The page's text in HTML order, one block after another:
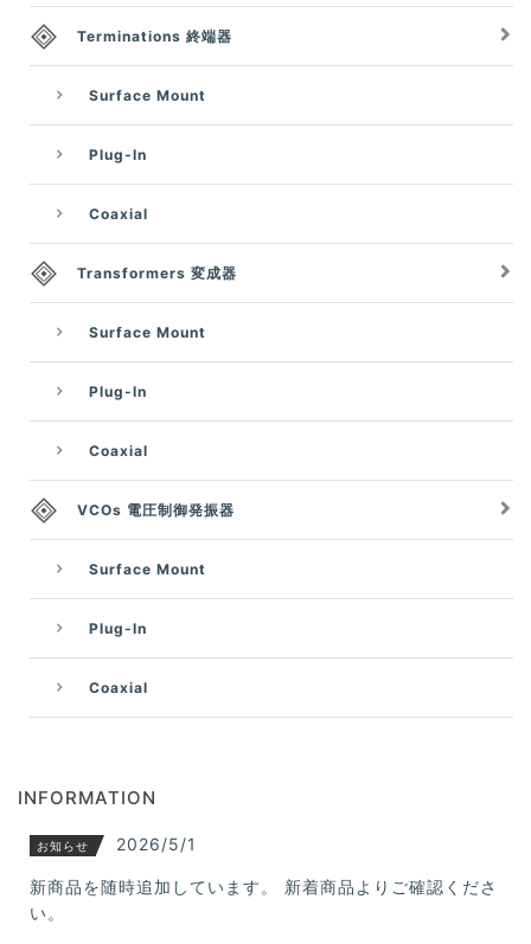
Terminations 終端器
Surface Mount
Plug-In
Coaxial
Transformers 変成器
Surface Mount
Plug-In
Coaxial
VCOs 電圧制御発振器
Surface Mount
Plug-In
Coaxial
INFORMATION
お知らせ 2026/5/1
新商品を随時追加しています。 新着商品よりご確認くださ
い。